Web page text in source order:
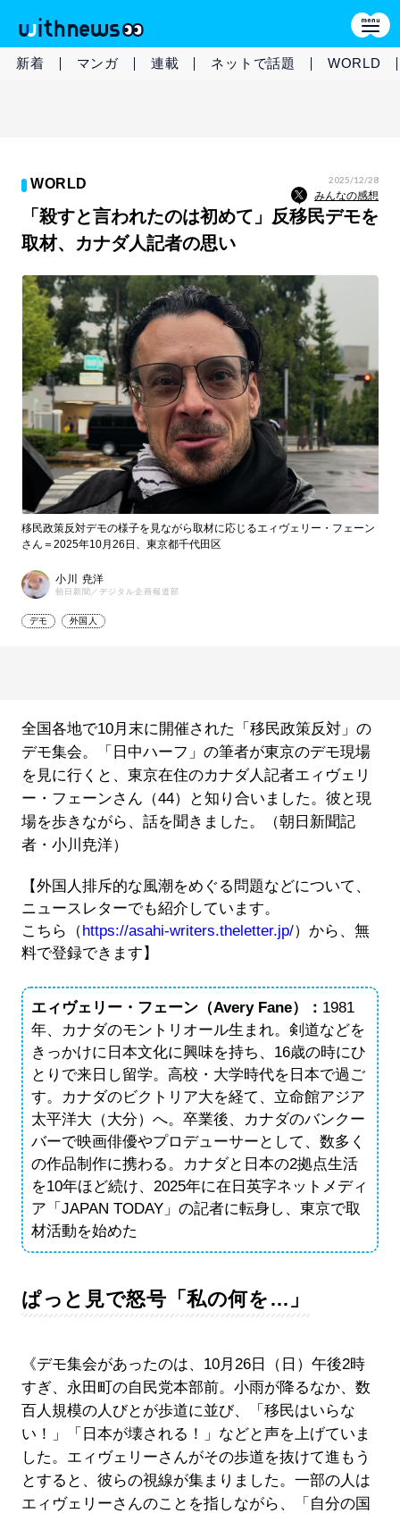
新着 マンガ 連載 ネットで話題 WORLD
WORLD 2025/12/28
みんなの感想
「殺すと言われたのは初めて」反移民デモを
取材、カナダ人記者の思い
移民政策反対デモの様子を見ながら取材に応じるエィヴェリー・フェーン
さん＝2025年10月26日、東京都千代田区
小川 尭洋
朝日新聞／デジタル企画報道部
デモ 外国人
全国各地で10月末に開催された「移民政策反対」の
デモ集会。「日中ハーフ」の筆者が東京のデモ現場
を見に行くと、東京在住のカナダ人記者エィヴェリ
ー・フェーンさん（44）と知り合いました。彼と現
場を歩きながら、話を聞きました。（朝日新聞記
者・小川尭洋）
【外国人排斥的な風潮をめぐる問題などについて、
ニュースレターでも紹介しています。
こちら（https://asahi-writers.theletter.jp/）から、無
料で登録できます】
エィヴェリー・フェーン（Avery Fane）： 1981
年、カナダのモントリオール生まれ。剣道などを
きっかけに日本文化に興味を持ち、16歳の時にひ
とりで来日し留学。高校・大学時代を日本で過ご
す。カナダのビクトリア大を経て、立命館アジア
太平洋大（大分）へ。卒業後、カナダのバンクー
バーで映画俳優やプロデューサーとして、数多く
の作品制作に携わる。カナダと日本の2拠点生活
を10年ほど続け、2025年に在日英字ネットメディ
ア「JAPAN TODAY」の記者に転身し、東京で取
材活動を始めた
ぱっと見で怒号「私の何を…」
《デモ集会があったのは、10月26日（日）午後2時
すぎ、永田町の自民党本部前。小雨が降るなか、数
百人規模の人びとが歩道に並び、「移民はいらな
い！」「日本が壊される！」などと声を上げていま
した。エィヴェリーさんがその歩道を抜けて進もう
とすると、彼らの視線が集まりました。一部の人は
エィヴェリーさんのことを指しながら、「自分の国